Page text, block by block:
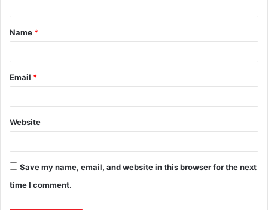
Name *
Email *
Website
Save my name, email, and website in this browser for the next
time I comment.